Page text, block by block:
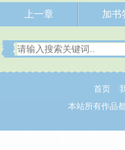
上一章 加书
首页
本站所有作品